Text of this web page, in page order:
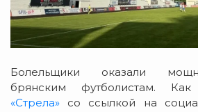
Болельщики оказали
брянским футболистам.
«Стрела» со ссылкой на